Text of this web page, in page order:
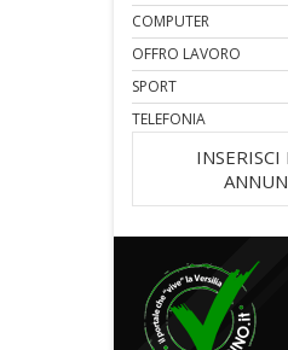
COMPUTER
OFFRO LAVORO
SPORT
TELEFONIA